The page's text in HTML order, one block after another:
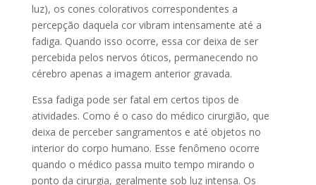
luz), os cones colorativos correspondentes a
percepção daquela cor vibram intensamente até a
fadiga. Quando isso ocorre, essa cor deixa de ser
percebida pelos nervos óticos, permanecendo no
cérebro apenas a imagem anterior gravada.
Essa fadiga pode ser fatal em certos tipos de
atividades. Como é o caso do médico cirurgião, que
deixa de perceber sangramentos e até objetos no
interior do corpo humano. Esse fenômeno ocorre
quando o médico passa muito tempo mirando o
ponto da cirurgia, geralmente sob luz intensa. Os